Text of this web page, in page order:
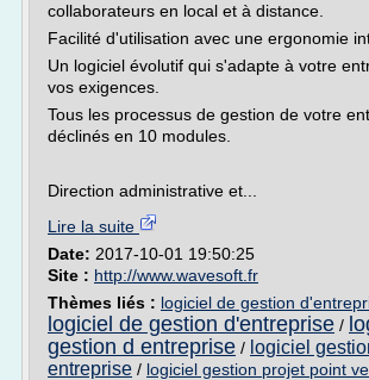
collaborateurs en local et à distance.
Facilité d'utilisation avec une ergonomie
Un logiciel évolutif qui s'adapte à votre
vos exigences.
Tous les processus de gestion de votre
déclinés en 10 modules.
Direction administrative et...
Lire la suite
Date: 2017-10-01 19:50:25
Site : http://www.wavesoft.fr
Thèmes liés : logiciel de gestion
logiciel de gestion d'entreprise /
gestion d entreprise / logiciel
entreprise / logiciel gestion projet point